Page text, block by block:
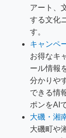
アート、
する文化
す。
キャンペ
お得なキ
ール情報
分かりや
できる情
ポンをAI
大磯・湘
大磯町や